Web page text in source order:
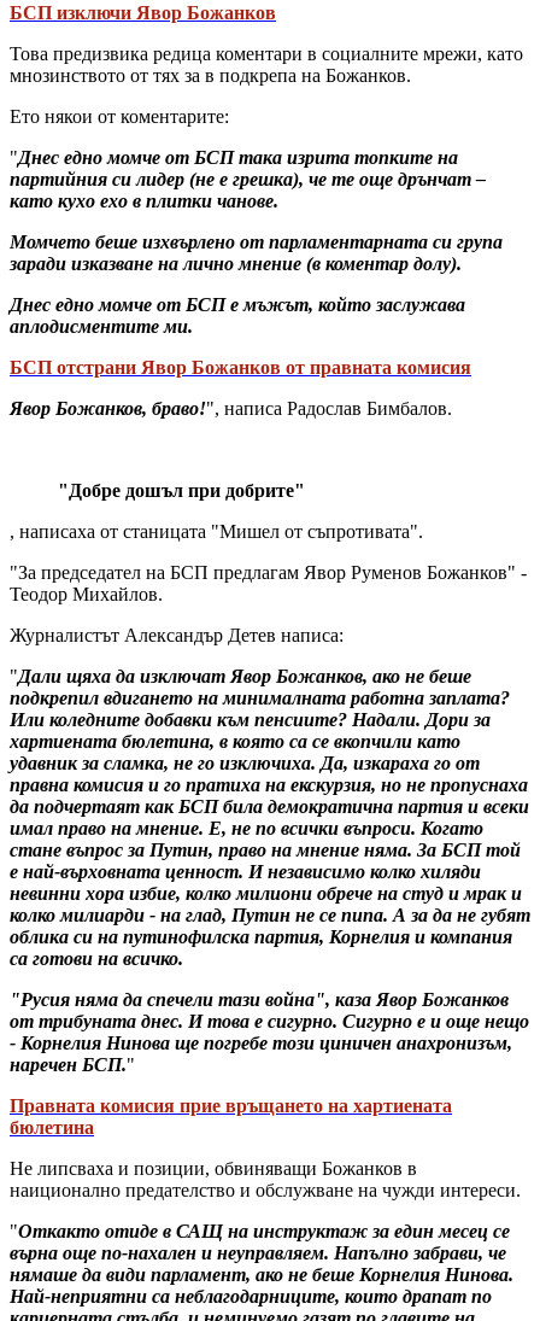
БСП изключи Явор Божанков
Това предизвика редица коментари в социалните мрежи, като
мнозинството от тях за в подкрепа на Божанков.
Ето някои от коментарите:
"Днес едно момче от БСП така изрита топките на
партийния си лидер (не е грешка), че те още дрънчат –
като кухо ехо в плитки чанове.
Момчето беше изхвърлено от парламентарната си група
заради изказване на лично мнение (в коментар долу).
Днес едно момче от БСП е мъжът, който заслужава
аплодисментите ми.
БСП отстрани Явор Божанков от правната комисия
Явор Божанков, браво!", написа Радослав Бимбалов.
"Добре дошъл при добрите"
, написаха от станицата "Мишел от съпротивата".
"За председател на БСП предлагам Явор Руменов Божанков" -
Теодор Михайлов.
Журналистът Александър Детев написа:
"Дали щяха да изключат Явор Божанков, ако не беше
подкрепил вдигането на минималната работна заплата?
Или коледните добавки към пенсиите? Надали. Дори за
хартиената бюлетина, в която са се вкопчили като
удавник за сламка, не го изключиха. Да, изкараха го от
правна комисия и го пратиха на екскурзия, но не пропуснаха
да подчертаят как БСП била демократична партия и всеки
имал право на мнение. Е, не по всички въпроси. Когато
стане въпрос за Путин, право на мнение няма. За БСП той
е най-върховната ценност. И независимо колко хиляди
невинни хора избие, колко милиони обрече на студ и мрак и
колко милиарди - на глад, Путин не се пипа. А за да не губят
облика си на путинофилска партия, Корнелия и компания
са готови на всичко.
"Русия няма да спечели тази война", каза Явор Божанков
от трибуната днес. И това е сигурно. Сигурно е и още нещо
- Корнелия Нинова ще погребе този циничен анахронизъм,
наречен БСП."
Правната комисия прие връщането на хартиената
бюлетина
Не липсваха и позиции, обвиняващи Божанков в
наиционално предателство и обслужване на чужди интереси.
"Откакто отиде в САЩ на инструктаж за един месец се
върна още по-нахален и неуправляем. Напълно забрави, че
нямаше да види парламент, ако не беше Корнелия Нинова.
Най-неприятни са неблагодарниците, които драпат по